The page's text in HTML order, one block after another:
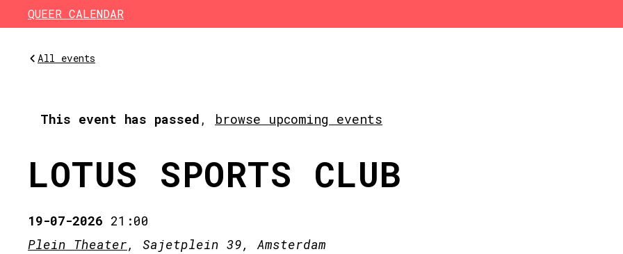
Skip to main content
QUEER CALENDAR
All events
This event has passed , browse upcoming events
LOTUS SPORTS CLUB
19-07-2026 21:00
Plein Theater, Sajetplein 39, Amsterdam